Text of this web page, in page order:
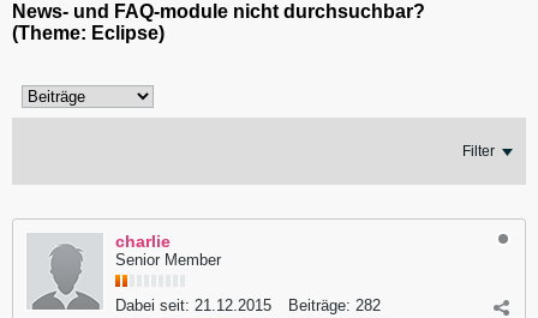
News- und FAQ-module nicht durchsuchbar?
(Theme: Eclipse)
Filter
charlie
Senior Member
Dabei seit: 21.12.2015 Beiträge: 282